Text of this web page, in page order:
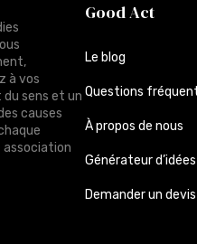
à vos
sens et un
causes
association
Good Act
Le blog
Questions
À propos de nous
Générateur
Demander un devis